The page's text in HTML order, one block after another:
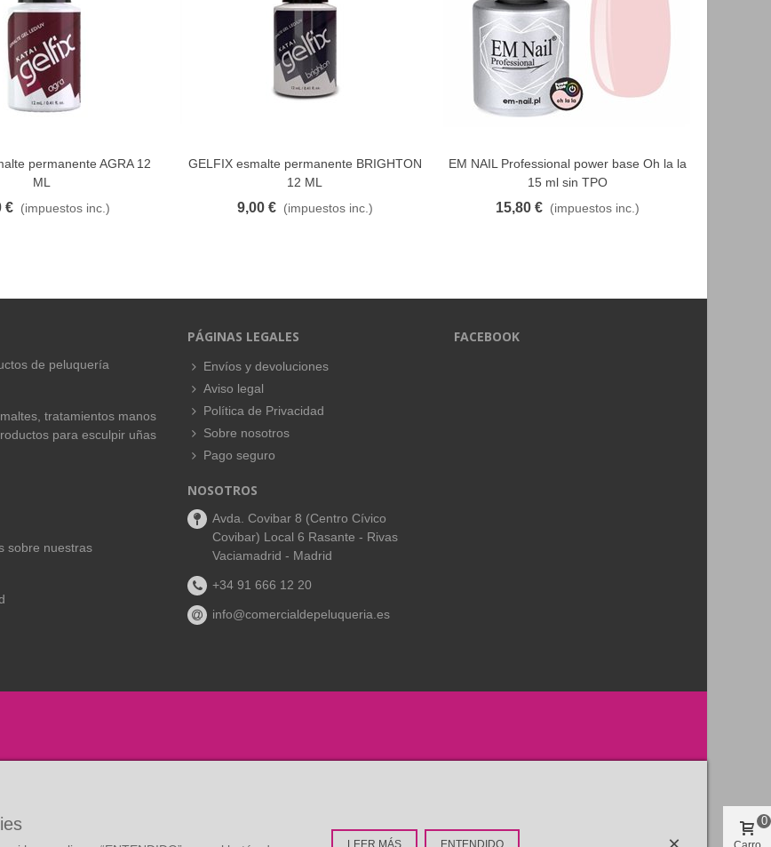
permanente AGRA 12
ML
€ (impuestos inc.)
FAVORITO
GELFIX esmalte permanente BRIGHTON
12 ML
9,00 € (impuestos inc.)
FAVORITO
EM NAIL Professional power base Oh la la
15 ml sin TPO
15,80 € (impuestos inc.)
de peluquería
tratamientos manos
para esculpir uñas
sobre nuestras
PÁGINAS LEGALES
Envíos y devoluciones
Aviso legal
Política de Privacidad
Sobre nosotros
Pago seguro
NOSOTROS
Avda. Covibar 8 (Centro Cívico
Covibar) Local 6 Rasante - Rivas
Vaciamadrid - Madrid
+34 91 666 12 20
info@comercialdepeluqueria.es
FACEBOOK
0
LEER MÁS ENTENDIDO